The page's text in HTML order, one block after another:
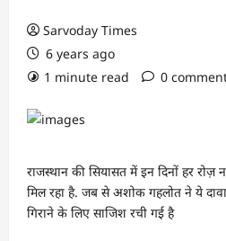
Sarvoday Times
6 years ago
1 minute read
0
राजस्थान की सियासत में इन दिनों हर रोज़
मिल रहा है. जब से अशोक गहलोत ने ये
गिराने के लिए साजिश रची गई है